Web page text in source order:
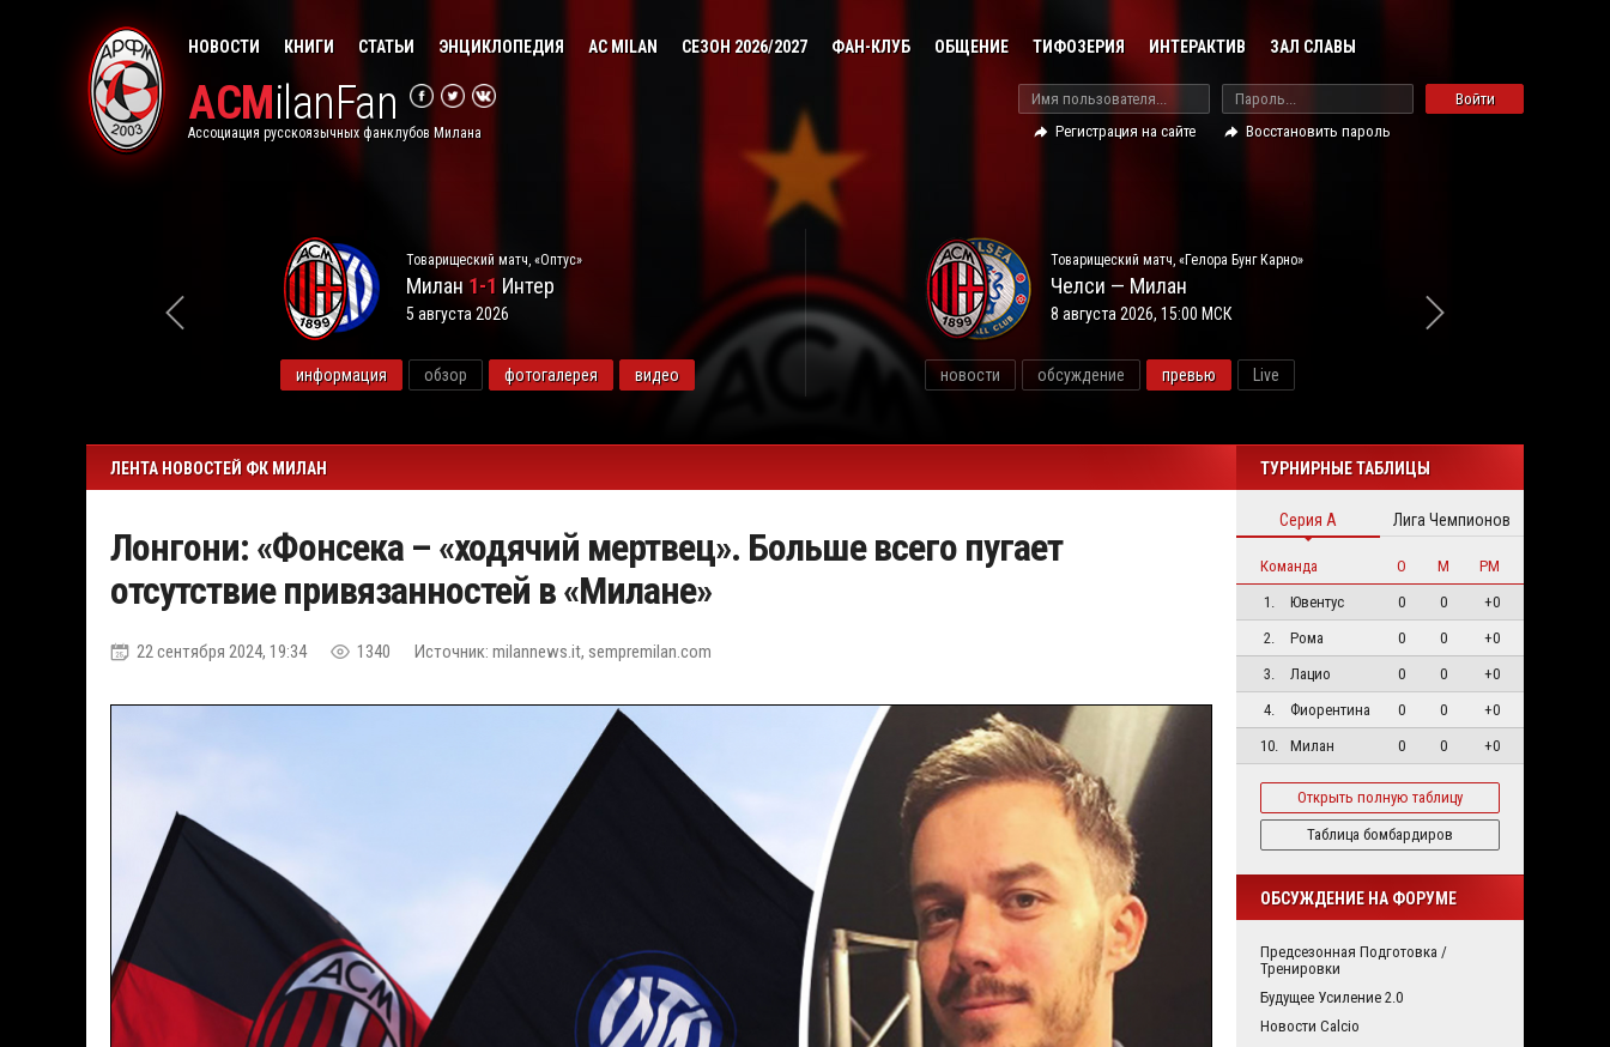
НОВОСТИ КНИГИ СТАТЬИ ЭНЦИКЛОПЕДИЯ AC MILAN СЕЗОН 2026/2027 ФАН-КЛУБ ОБЩЕНИЕ ТИФОЗЕРИЯ ИНТЕРАКТИВ ЗАЛ СЛАВЫ
ACMilanFan
Ассоциация русскоязычных фанклубов Милана
Войти
Регистрация на сайте
Восстановить пароль
Товарищеский матч, «Оптус»
Милан 1-1 Интер
5 августа 2026
информация обзор фотогалерея видео
Товарищеский матч, «Гелора Бунг Карно»
Челси — Милан
8 августа 2026, 15:00 МСК
новости обсуждение превью Live
ЛЕНТА НОВОСТЕЙ ФК МИЛАН
Лонгони: «Фонсека – «ходячий мертвец». Больше всего пугает
отсутствие привязанностей в «Милане»
22 сентября 2024, 19:34 1340 Источник: milannews.it, sempremilan.com
ТУРНИРНЫЕ ТАБЛИЦЫ
Серия А Лига Чемпионов
Команда О М
РМ
1.
Ювентус 0 0
+0
2.
Рома 0 0
+0
3.
Лацио 0 0
+0
4.
Фиорентина 0 0
+0
10.
Милан 0 0 +0
Открыть полную таблицу
Таблица бомбардиров
ОБСУЖДЕНИЕ НА ФОРУМЕ
Предсезонная Подготовка /
Тренировки
Будущее Усиление 2.0
Новости Calcio